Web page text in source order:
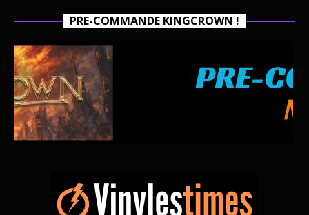
PRE-COMMANDE KINGCROWN !